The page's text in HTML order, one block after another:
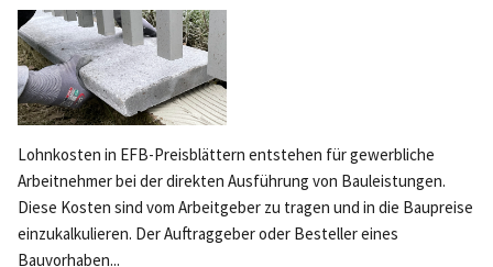
Lohnkosten in EFB-Preisblättern entstehen für gewerbliche
Arbeitnehmer bei der direkten Ausführung von Bauleistungen.
Diese Kosten sind vom Arbeitgeber zu tragen und in die Baupreise
einzukalkulieren. Der Auftraggeber oder Besteller eines
Bauvorhaben...